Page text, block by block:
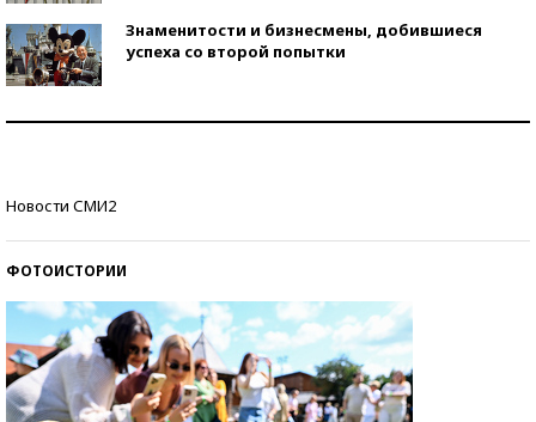
Знаменитости и бизнесмены, добившиеся
успеха со второй попытки
Новости СМИ2
ФОТОИСТОРИИ